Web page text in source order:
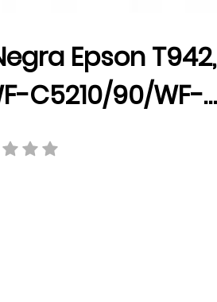
Epson T942,
C5210/90/WF-
pág., 136 ml, S-